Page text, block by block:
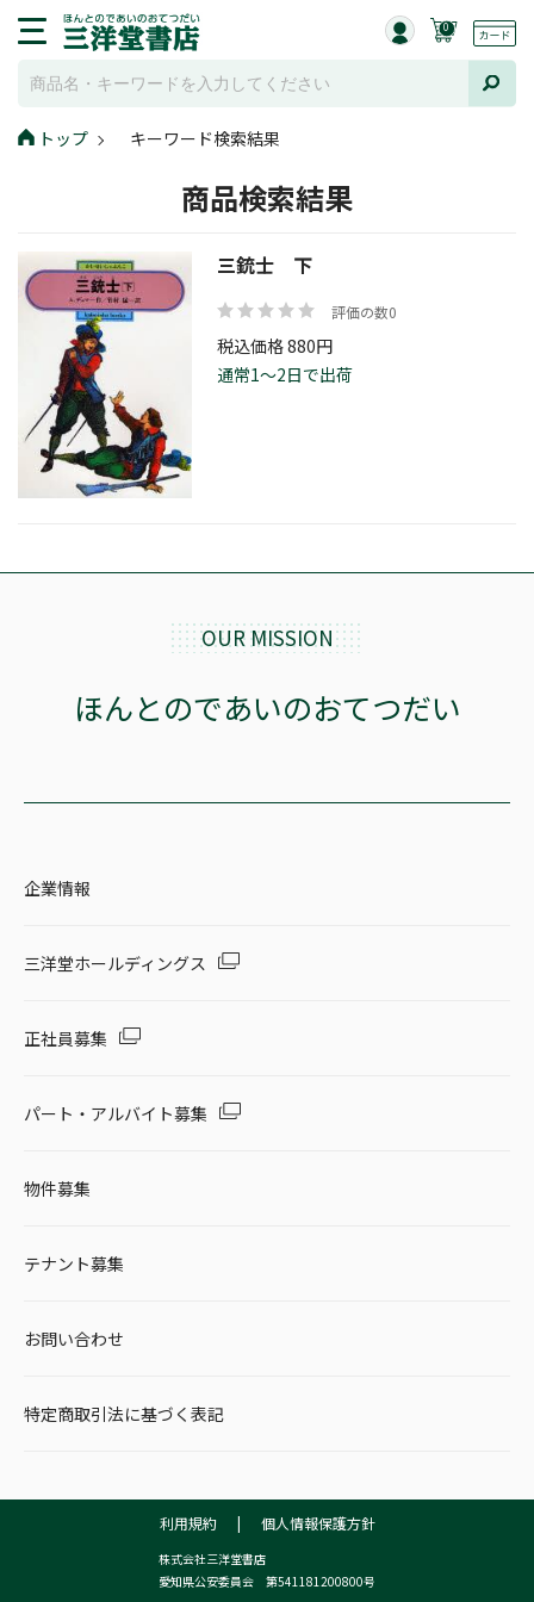
0
トップ キーワード検索結果
商品検索結果
三銃士 下
評価の数0
税込価格 880円
通常1～2日で出荷
OUR MISSION
ほんとのであいのおてつだい
企業情報
三洋堂ホールディングス
正社員募集
パート・アルバイト募集
物件募集
テナント募集
お問い合わせ
特定商取引法に基づく表記
利用規約 | 個人情報保護方針
株式会社三洋堂書店
愛知県公安委員会 第541181200800号